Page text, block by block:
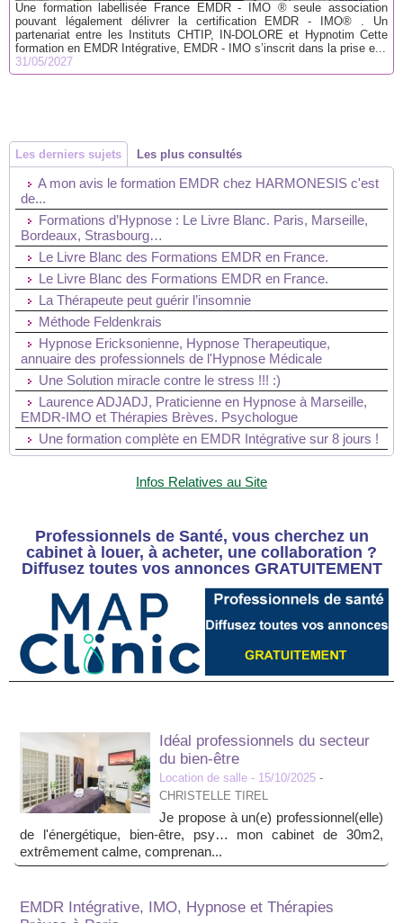
Une formation labellisée France EMDR - IMO ® seule association
pouvant légalement délivrer la certification EMDR - IMO® . Un
partenariat entre les Instituts CHTIP, IN-DOLORE et Hypnotim Cette
formation en EMDR Intégrative, EMDR - IMO s’inscrit dans la prise e...
31/05/2027
Les derniers sujets Les plus consultés
A mon avis le formation EMDR chez HARMONESIS c'est
de...
Formations d’Hypnose : Le Livre Blanc. Paris, Marseille,
Bordeaux, Strasbourg…
Le Livre Blanc des Formations EMDR en France.
Le Livre Blanc des Formations EMDR en France.
La Thérapeute peut guérir l’insomnie
Méthode Feldenkrais
Hypnose Ericksonienne, Hypnose Therapeutique,
annuaire des professionnels de l'Hypnose Médicale
Une Solution miracle contre le stress !!! :)
Laurence ADJADJ, Praticienne en Hypnose à Marseille,
EMDR-IMO et Thérapies Brèves. Psychologue
Une formation complète en EMDR Intégrative sur 8 jours !
Infos Relatives au Site
Professionnels de Santé, vous cherchez un
cabinet à louer, à acheter, une collaboration ?
Diffusez toutes vos annonces GRATUITEMENT
Idéal professionnels du secteur
du bien-être
Location de salle - 15/10/2025 -
CHRISTELLE TIREL
Je propose à un(e) professionnel(elle)
de l'énergétique, bien-être, psy… mon cabinet de 30m2,
extrêmement calme, comprenan...
EMDR Intégrative, IMO, Hypnose et Thérapies